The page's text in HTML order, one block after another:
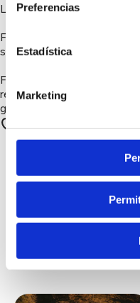
Preferencias
Estadística
Marketing
La actuacion consiste en
FASE 1: Desbrozar y
son las propias del lugar
FASE II; Reforestar con
restablecer el ecosistema
grandeza y esplendor al
También